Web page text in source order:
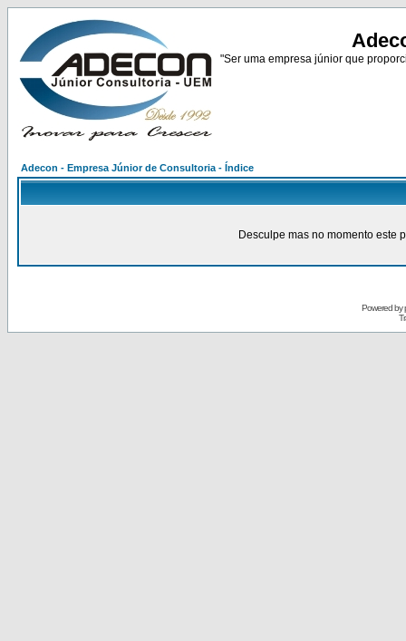
"Ser uma empresa júnior que
Adecon - Empresa Júnior de Consultoria - Índice
Desculpe mas no momento este
Powered by